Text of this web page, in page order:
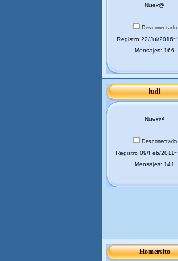
Nuev@
Desconectado
Registro:22/Jul/
Mensajes: 166
ludi
Nuev@
Desconectado
Registro:09/Feb/
Mensajes: 141
Homersito